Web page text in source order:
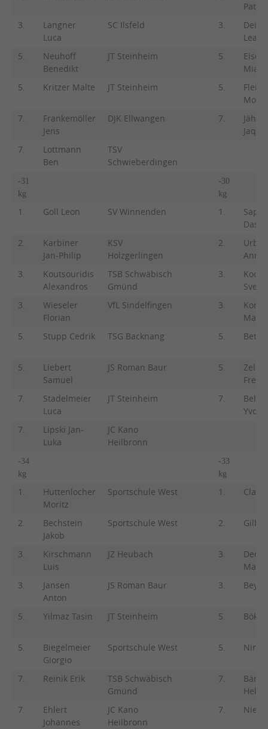
3.
Langner
Luca
SC Ilsfeld 3.
Lea
5.
Neuhoff
Benedikt
JT Steinheim 5.
Mia
5.
Kritzer Malte JT Steinheim 5.
7.
Frankemöller
Jens
DJK Ellwangen 7.
Jähnig
7.
Lottmann
Ben
TSV
Schwieberdingen
-31
kg
-30
kg
1. Goll Leon SV Winnenden 1.
2.
Karbiner
Jan-Philip
KSV
Holzgerlingen
2.
Urban
3.
Koutsouridis
Alexandros
TSB Schwäbisch
Gmünd
3.
3.
Wieseler
Florian
VfL Sindelfingen 3.
5.
Stupp Cedrik TSG Backnang 5. Betz
5.
Liebert
Samuel
JS Roman Baur 5.
Zeller
7.
Stadelmeier
Luca
JT Steinheim 7.
Bellok
7.
Lipski Jan-
Luka
JC Kano
Heilbronn
-34
kg
-33
kg
1.
Huttenlocher
Moritz
Sportschule West 1. Claar
2.
Bechstein
Jakob
Sportschule West 2.
3.
Kirschmann
Luis
JZ Heubach 3.
Maya
3.
Jansen
Anton
JS Roman Baur 3.
5. Yilmaz Tasin JT Steinheim 5.
5.
Biegelmeier
Giorgio
Sportschule West 5. Nink
7. Reinik Erik
TSB Schwäbisch
Gmünd
7.
7.
Ehlert
Johannes
JC Kano
Heilbronn
7. Nieß